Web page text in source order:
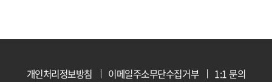
개인처리정보방침 이메일주소무단수집거부 1:1 문의